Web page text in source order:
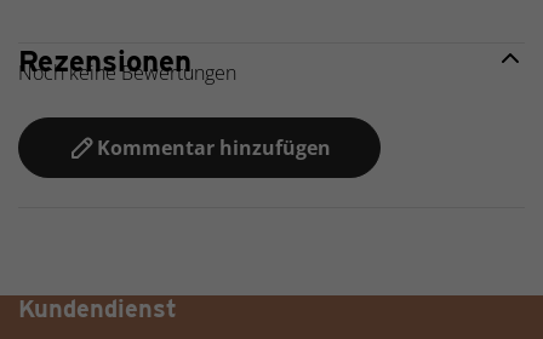
Rezensionen
Noch keine Bewertungen
Kommentar hinzufügen
Kundendienst